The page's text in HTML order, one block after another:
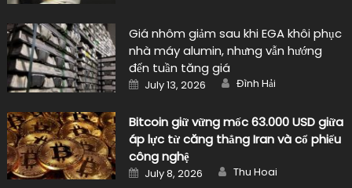
Giá nhôm giảm sau khi EGA khôi phục
nhà máy alumin, nhưng vẫn hướng
đến tuần tăng giá
Posted
on
July 13, 2026 Author
Đình Hải
Bitcoin giữ vững mốc 63.000 USD giữa
áp lực từ căng thẳng Iran và cổ phiếu
công nghệ
Posted
on
July 8, 2026 Author
Thu Hoai